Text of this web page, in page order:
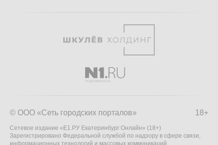
18+
© ООО «Сеть городских порталов»
Сетевое издание «Е1.РУ Екатеринбург Онлайн» (18+)
Зарегистрировано Федеральной службой по надзору в сфере связи,
информационных технологий и массовых коммуникаций